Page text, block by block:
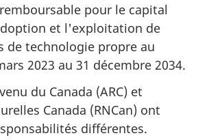
pour le capital
et l'exploitation de
de technologie propre au
2023 au 31 décembre 2034.
du Canada (ARC) et
Canada (RNCan) ont
différentes.